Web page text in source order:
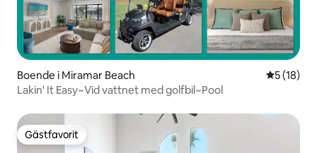
Boende i Miramar Beach 5 av 5 i
5 (18)
Lakin' It Easy~Vid vattnet med golfbil~Pool
Gästfavorit
Gästfavorit